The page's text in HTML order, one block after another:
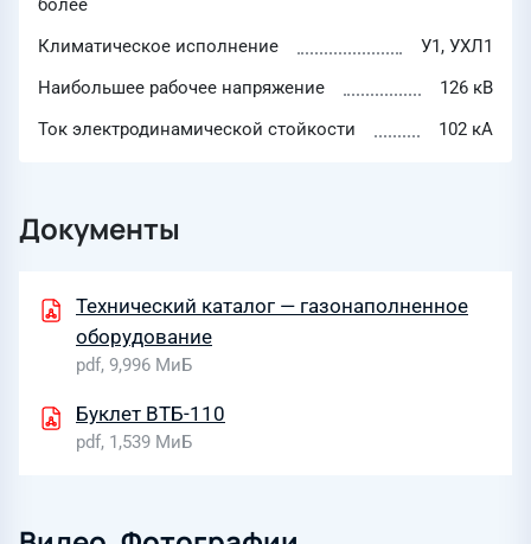
более
Климатическое исполнение
У1, УХЛ1
Наибольшее рабочее напряжение
126 кВ
Ток электродинамической стойкости
102 кА
Документы
Технический каталог — газонаполненное
оборудование
pdf, 9,996 МиБ
Буклет ВТБ-110
pdf, 1,539 МиБ